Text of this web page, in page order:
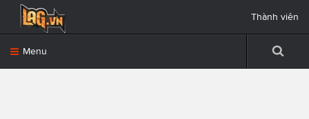
Menu
Thành viên